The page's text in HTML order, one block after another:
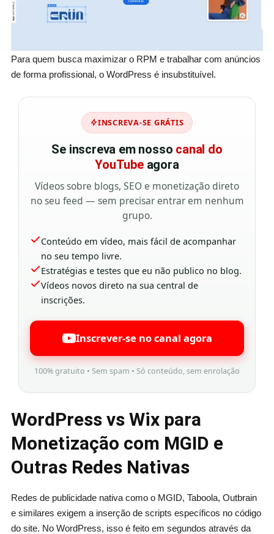
Para quem busca maximizar o RPM e trabalhar com anúncios
de forma profissional, o WordPress é insubstituível.
INSCREVA-SE GRÁTIS
Se inscreva em nosso canal do
YouTubeagora
Vídeos sobre blogs, SEO e monetização direto
no seu feed — sem precisar entrar em nenhum
grupo.
Conteúdo em vídeo, mais fácil de acompanhar
no seu tempo livre.
Estratégias e testes que eu não publico no blog.
Vídeos novos direto na sua central de
inscrições.
Inscrever-se no canal agora
100% gratuito • Sem spam • Só conteúdo, sem enrolação
WordPress vs Wix para
Monetização com MGID e
Outras Redes Nativas
Redes de publicidade nativa como o MGID, Taboola, Outbrain
e similares exigem a inserção de scripts específicos no código
do site. No WordPress, isso é feito em segundos através da